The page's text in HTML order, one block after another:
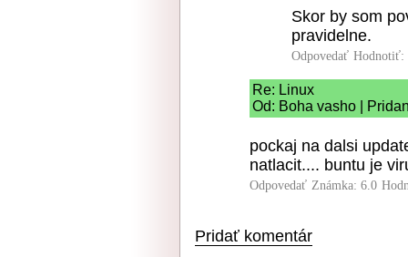
Skor by som
pravidelne.
Odpovedať Hodnotiť:
Re: Linux
Od: Boha vasho |
pockaj na dalsi
natlacit.... buntu je
Odpovedať Známka: 6.0
Pridať komentár